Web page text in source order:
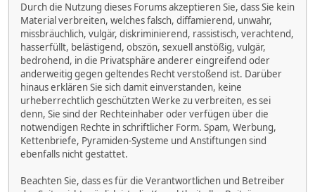
Durch die Nutzung dieses Forums akzeptieren Sie, dass Sie kein
Material verbreiten, welches falsch, diffamierend, unwahr,
missbräuchlich, vulgär, diskriminierend, rassistisch, verachtend,
hasserfüllt, belästigend, obszön, sexuell anstößig, vulgär,
bedrohend, in die Privatsphäre anderer eingreifend oder
anderweitig gegen geltendes Recht verstoßend ist. Darüber
hinaus erklären Sie sich damit einverstanden, keine
urheberrechtlich geschützten Werke zu verbreiten, es sei
denn, Sie sind der Rechteinhaber oder verfügen über die
notwendigen Rechte in schriftlicher Form. Spam, Werbung,
Kettenbriefe, Pyramiden-Systeme und Anstiftungen sind
ebenfalls nicht gestattet.
Beachten Sie, dass es für die Verantwortlichen und Betreiber